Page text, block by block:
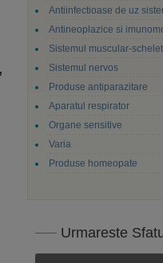
Antiinfectioase de uz
Antineoplazice si
Sistemul muscular-
Sistemul nervos
Produse antiparazitare
Aparatul respirator
Organe sensitive
Varia
Produse homeopate
Urmareste